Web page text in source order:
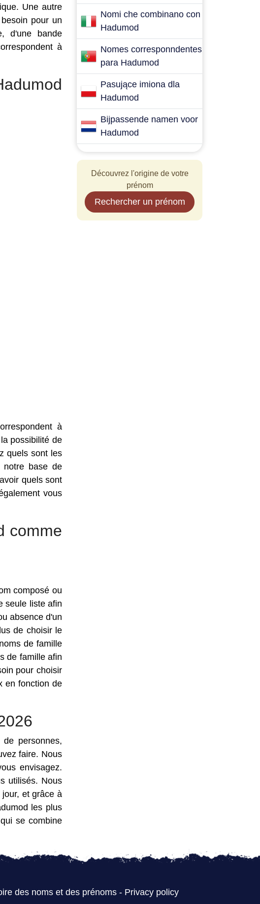
Une autre
pour un
d'une bande
à
à
possibilité de
quels sont les
notre base de
quels sont
vous
comme
composé ou
seule liste afin
absence d'un
de choisir le
de famille
de famille afin
pour choisir
en fonction de
personnes,
faire. Nous
envisagez.
utilisés. Nous
et grâce à
les plus
se combine
Nomi che combinano con
Hadumod
Nomes corresponndentes
para Hadumod
Pasujące imiona dla
Hadumod
Bijpassende namen voor
Hadumod
Découvrez l'origine de votre
prénom
Rechercher un prénom
des noms et des prénoms- Privacy policy